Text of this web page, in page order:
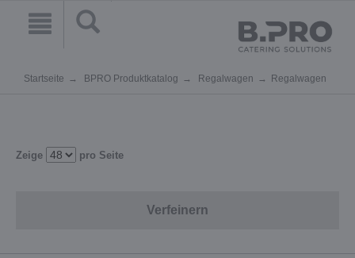
Startseite BPRO Produktkatalog Regalwagen Regalwagen
Zeige pro Seite
Verfeinern